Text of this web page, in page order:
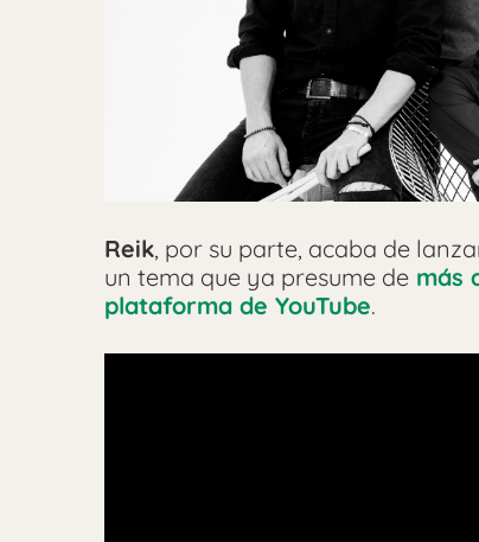
Reik, por su parte, acaba de
un tema que ya presume de más
plataforma de YouTube.